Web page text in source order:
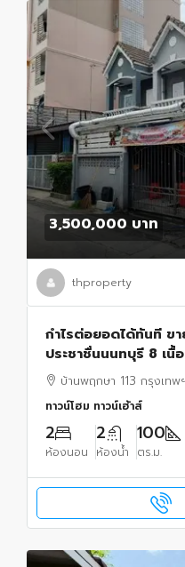
3,500,000 บาท
thproperty
กำไรต่อยอดได้ทันที ข
ประชาชื่นนนทบุรี 8 เนื้
พร้อมพื้นที่เช่าเพิ่ม 4 ล็
บ้านพฤกษา 113 กรุงเทพ
ทาวน์โฮม ทาวน์เฮ้าส์
2
ห้องนอน
2
ห้องน้ำ
100
ตร.ม.